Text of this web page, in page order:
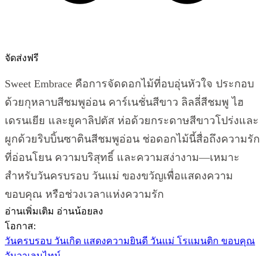
จัดส่งฟรี
Sweet Embrace คือการจัดดอกไม้ที่อบอุ่นหัวใจ ประกอบ
ด้วยกุหลาบสีชมพูอ่อน คาร์เนชั่นสีขาว ลิลลี่สีชมพู ไฮ
เดรนเยีย และยูคาลิปตัส ห่อด้วยกระดาษสีขาวโปร่งและ
ผูกด้วยริบบิ้นซาตินสีชมพูอ่อน ช่อดอกไม้นี้สื่อถึงความรัก
ที่อ่อนโยน ความบริสุทธิ์ และความสง่างาม—เหมาะ
สำหรับวันครบรอบ วันแม่ ของขวัญเพื่อแสดงความ
ขอบคุณ หรือช่วงเวลาแห่งความรัก
อ่านเพิ่มเติม อ่านน้อยลง
โอกาส:
วันครบรอบ วันเกิด แสดงความยินดี วันแม่ โรแมนติก ขอบคุณ